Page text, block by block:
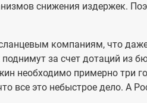
снижения издержек.
компаниям, что
за счет дотаций из
необходимо примерно три
все это небыстрое дело. А